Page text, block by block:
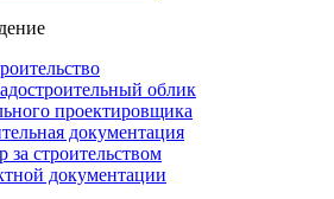
облик
проектировщика
документация
за строительством
документации